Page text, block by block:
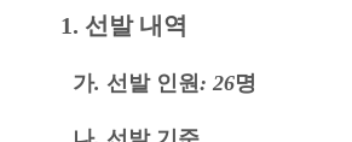
1. 선발 내역
가. 선발 인원: 26명